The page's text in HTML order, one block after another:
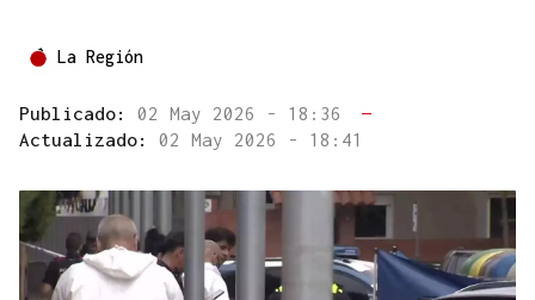
La Región
Publicado: 02 May 2026 - 18:36
—
Actualizado: 02 May 2026 - 18:41